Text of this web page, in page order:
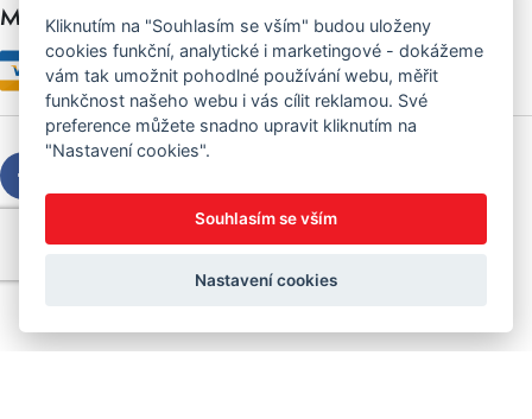
Možnosti platby
Copyright © 2026 Sedláček s.r.o.
Created byOLC Webdesign
Kliknutím na "Souhlasím se vším" budou uloženy
cookies funkční, analytické i marketingové - dokážeme
vám tak umožnit pohodlné používání webu, měřit
funkčnost našeho webu i vás cílit reklamou. Své
preference můžete snadno upravit kliknutím na
"Nastavení cookies".
Souhlasím se vším
Nastavení cookies